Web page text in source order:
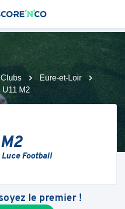
Clubs
Eure-et-Loir
U11 M2
Football
le premier !